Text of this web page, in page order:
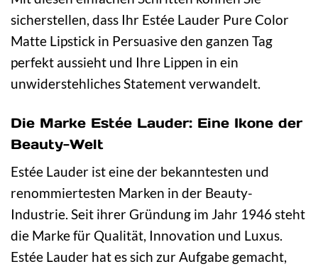
sicherstellen, dass Ihr Estée Lauder Pure Color
Matte Lipstick in Persuasive den ganzen Tag
perfekt aussieht und Ihre Lippen in ein
unwiderstehliches Statement verwandelt.
Die Marke Estée Lauder: Eine Ikone der
Beauty-Welt
Estée Lauder ist eine der bekanntesten und
renommiertesten Marken in der Beauty-
Industrie. Seit ihrer Gründung im Jahr 1946 steht
die Marke für Qualität, Innovation und Luxus.
Estée Lauder hat es sich zur Aufgabe gemacht,